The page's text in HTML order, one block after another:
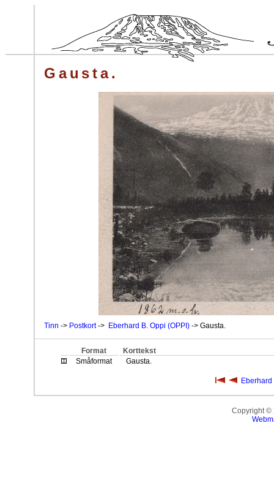
Gausta.
Tinn -> Postkort-> Eberhard B. Oppi (OPPI) -> Gausta.
Format
Korttekst
Småformat
Gausta.
Eberhard
Copyright ©